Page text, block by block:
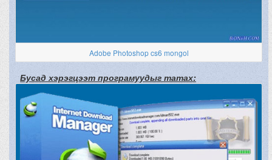
Adobe Photoshop cs6 mongol
Бусад хэрэгцээт програмуудыг татах: